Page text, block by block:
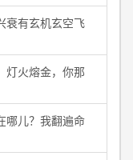
衰有玄机玄空飞
灯火熔金，你那
哪儿？我翻遍命